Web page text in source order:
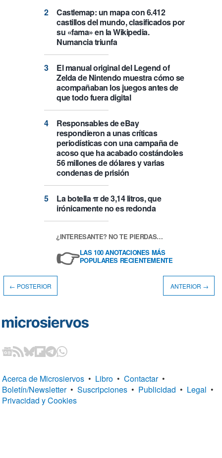
Castlemap: un mapa con 6.412
castillos del mundo, clasificados por
su «fama» en la Wikipedia.
Numancia triunfa
El manual original del Legend of
Zelda de Nintendo muestra cómo se
acompañaban los juegos antes de
que todo fuera digital
Responsables de eBay
respondieron a unas críticas
periodísticas con una campaña de
acoso que ha acabado costándoles
56 millones de dólares y varias
condenas de prisión
La botella π de 3,14 litros, que
irónicamente no es redonda
¿INTERESANTE? NO TE PIERDAS…
👉LAS 100 ANOTACIONES MÁS
POPULARES RECIENTEMENTE
← POSTERIOR ANTERIOR →
Acerca de Microsiervos • Libro • Contactar •
Boletín/Newsletter • Suscripciones • Publicidad • Legal •
Privacidad y Cookies